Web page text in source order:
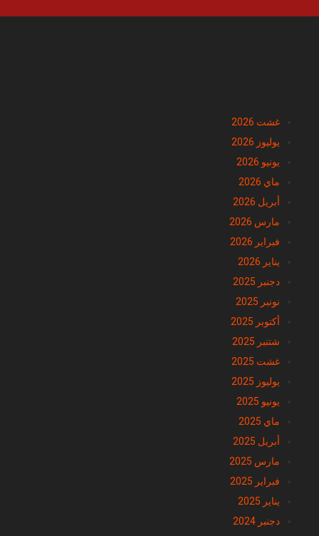
غشت 2026
يوليوز 2026
يونيو 2026
ماي 2026
أبريل 2026
مارس 2026
فبراير 2026
يناير 2026
دجنبر 2025
نونبر 2025
أكتوبر 2025
شتنبر 2025
غشت 2025
يوليوز 2025
يونيو 2025
ماي 2025
أبريل 2025
مارس 2025
فبراير 2025
يناير 2025
دجنبر 2024